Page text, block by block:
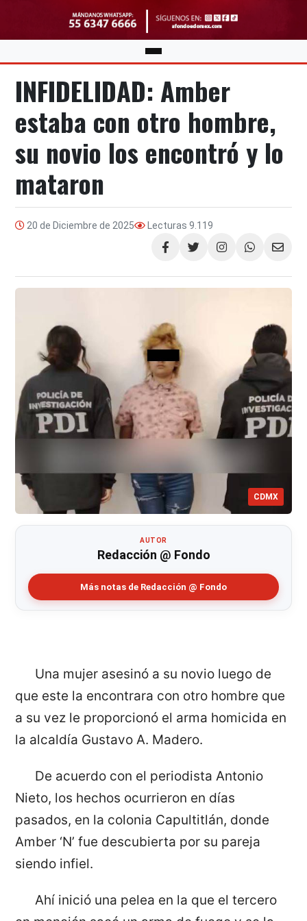
INFIDELIDAD: Amber
estaba con otro hombre,
su novio los encontró y lo
mataron
20 de Diciembre de 2025 Lecturas 9.119
Compartir
CDMX
AUTOR
Redacción @ Fondo
Más notas de Redacción @ Fondo
Una mujer asesinó a su novio luego de
que este la encontrara con otro hombre que
a su vez le proporcionó el arma homicida en
la alcaldía Gustavo A. Madero.
De acuerdo con el periodista Antonio
Nieto, los hechos ocurrieron en días
pasados, en la colonia Capultitlán, donde
Amber ‘N’ fue descubierta por su pareja
siendo infiel.
Ahí inició una pelea en la que el tercero